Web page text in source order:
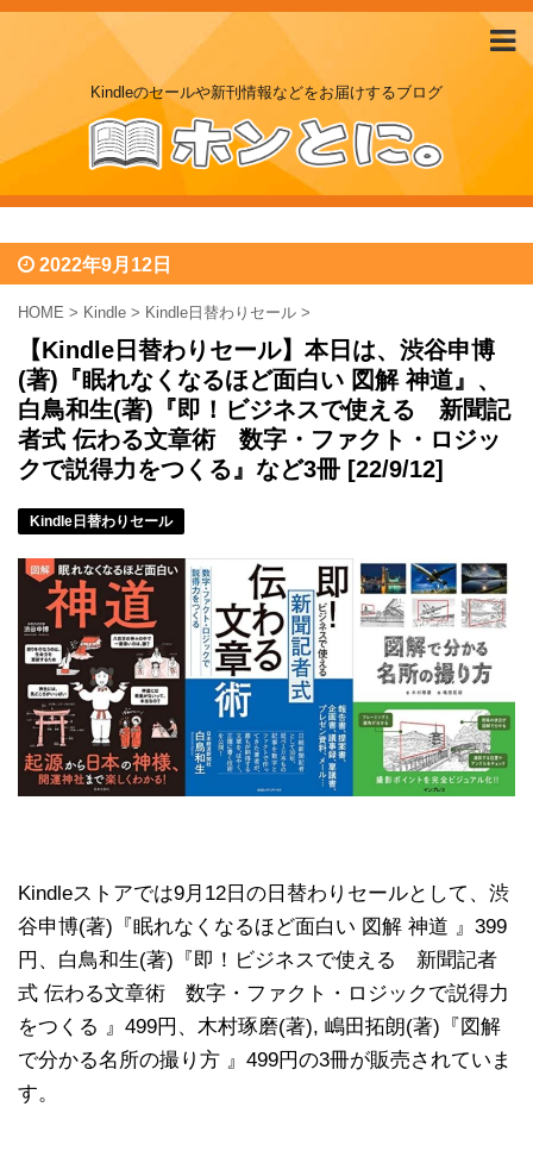
Kindleのセールや新刊情報などをお届けするブログ
2022年9月12日
HOME > Kindle > Kindle日替わりセール >
【Kindle日替わりセール】本日は、渋谷申博
(著)『眠れなくなるほど面白い 図解 神道』、
白鳥和生(著)『即！ビジネスで使える 新聞記
者式 伝わる文章術 数字・ファクト・ロジッ
クで説得力をつくる』など3冊 [22/9/12]
Kindle日替わりセール
Kindleストアでは9月12日の日替わりセールとして、渋
谷申博(著)『眠れなくなるほど面白い 図解 神道 』399
円、白鳥和生(著)『即！ビジネスで使える 新聞記者
式 伝わる文章術 数字・ファクト・ロジックで説得力
をつくる 』499円、木村琢磨(著), 嶋田拓朗(著)『図解
で分かる名所の撮り方 』499円の3冊が販売されていま
す。